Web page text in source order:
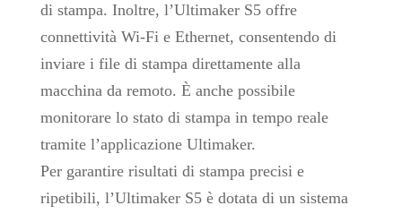
di stampa. Inoltre, l’Ultimaker S5 offre
connettività Wi-Fi e Ethernet, consentendo di
inviare i file di stampa direttamente alla
macchina da remoto. È anche possibile
monitorare lo stato di stampa in tempo reale
tramite l’applicazione Ultimaker.
Per garantire risultati di stampa precisi e
ripetibili, l’Ultimaker S5 è dotata di un sistema